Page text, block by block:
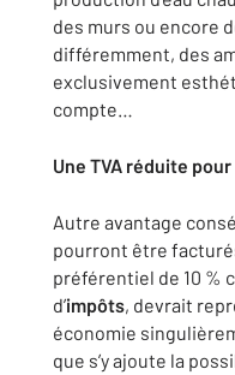
des murs ou encore
différemment, des
exclusivement
compte…
Une TVA réduite
Autre avantage
pourront être
préférentiel de 10 %
d’impôts, devrait
économie
que s’y ajoute la